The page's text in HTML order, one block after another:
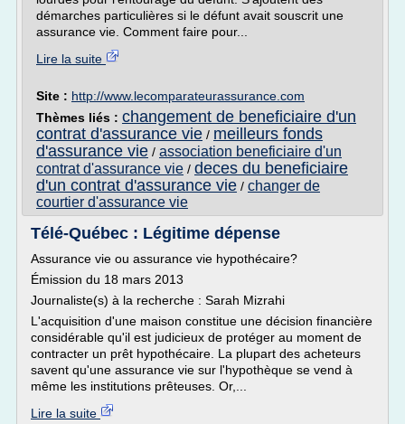
démarches particulières si le défunt avait souscrit une
assurance vie. Comment faire pour...
Lire la suite
Site : http://www.lecomparateurassurance.com
Thèmes liés : changement de beneficiaire d'un
contrat d'assurance vie / meilleurs fonds
d'assurance vie / association beneficiaire d'un
contrat d'assurance vie / deces du beneficiaire
d'un contrat d'assurance vie / changer de
courtier d'assurance vie
Télé-Québec : Légitime dépense
Assurance vie ou assurance vie hypothécaire?
Émission du 18 mars 2013
Journaliste(s) à la recherche : Sarah Mizrahi
L'acquisition d'une maison constitue une décision financière
considérable qu'il est judicieux de protéger au moment de
contracter un prêt hypothécaire. La plupart des acheteurs
savent qu'une assurance vie sur l'hypothèque se vend à
même les institutions prêteuses. Or,...
Lire la suite